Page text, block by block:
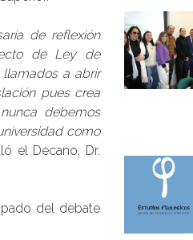
de reflexión
de Ley de
llamados a abrir
pues crea
debemos
como
el Decano, Dr.
del debate